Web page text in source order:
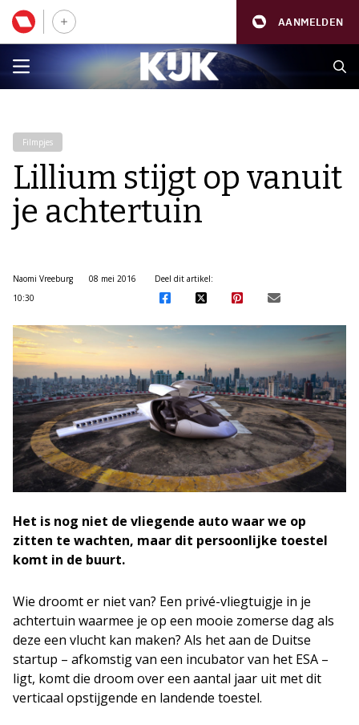
AANMELDEN
Filmpjes
Lillium stijgt op vanuit
je achtertuin
Naomi Vreeburg
08 mei 2016
10:30
Deel dit artikel:
Het is nog niet de vliegende auto waar we op
zitten te wachten, maar dit persoonlijke toestel
komt in de buurt.
Wie droomt er niet van? Een privé-vliegtuigje in je
achtertuin waarmee je op een mooie zomerse dag als
deze een vlucht kan maken? Als het aan de Duitse
startup – afkomstig van een incubator van het ESA –
ligt, komt die droom over een aantal jaar uit met dit
verticaal opstijgende en landende toestel.